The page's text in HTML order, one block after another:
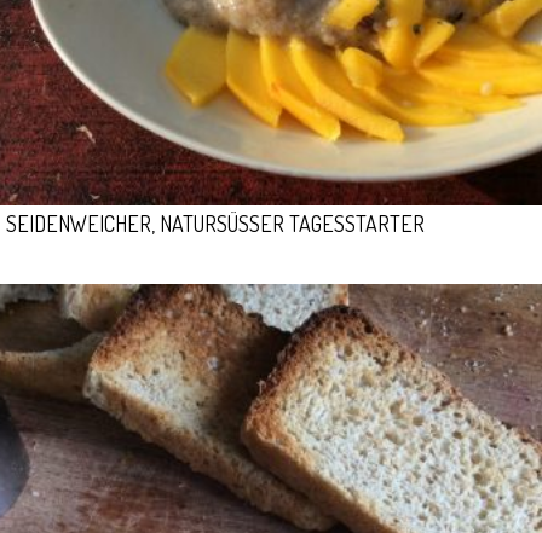
SEIDENWEICHER, NATURSÜSSER TAGESSTARTER